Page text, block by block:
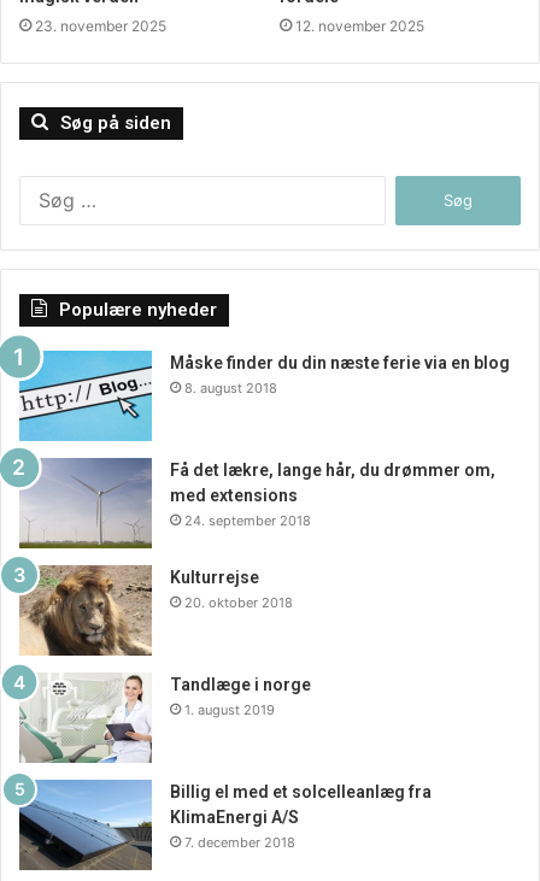
markedets største udvalg i dag. Lad dig inspirere nu.
23. november 2025 12. november 2025
Søg på siden
Populære nyheder
Måske finder du din næste ferie via en blog
8. august 2018
Få det lækre, lange hår, du drømmer om,
med extensions
24. september 2018
Kulturrejse
20. oktober 2018
Tandlæge i norge
1. august 2019
Billig el med et solcelleanlæg fra
KlimaEnergi A/S
7. december 2018